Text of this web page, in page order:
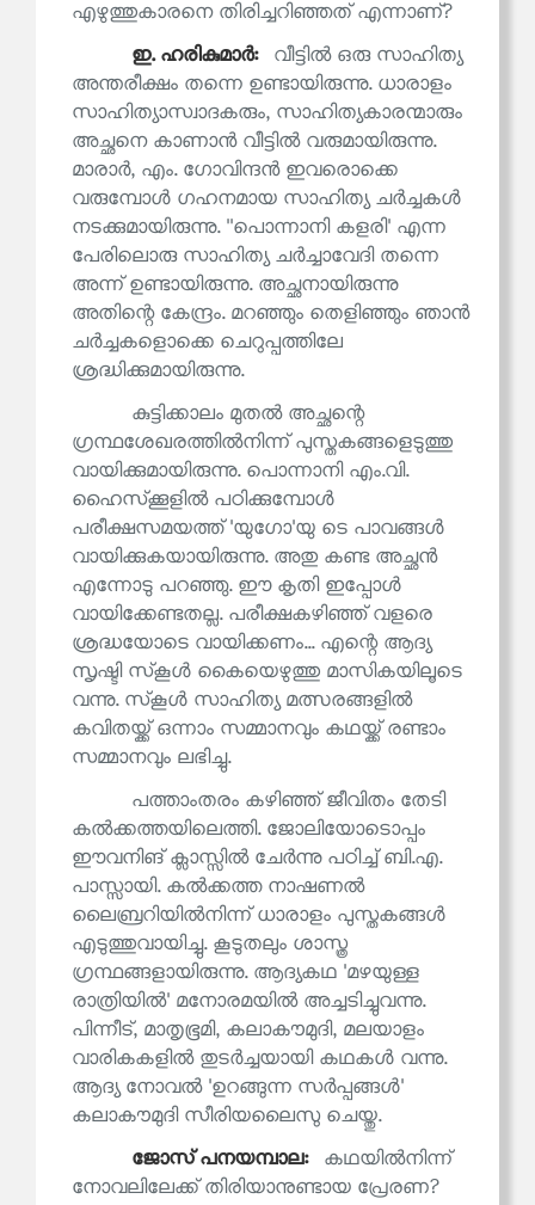
എഴുത്തുകാരനെ തിരിച്ചറിഞ്ഞത് എന്നാണ്?
ഇ. ഹരികുമാര്‍:
വീട്ടിൽ ഒരു സാഹിത്യ
അന്തരീക്ഷം തന്നെ ഉണ്ടായിരുന്നു. ധാരാളം
സാഹിത്യാസ്വാദകരും, സാഹിത്യകാരന്മാരും
അച്ഛനെ കാണാൻ വീട്ടിൽ വരുമായിരുന്നു.
മാരാർ, എം. ഗോവിന്ദൻ ഇവരൊക്കെ
വരുമ്പോൾ ഗഹനമായ സാഹിത്യ ചർച്ചകൾ
നടക്കുമായിരുന്നു. ''പൊന്നാനി കളരി' എന്ന
പേരിലൊരു സാഹിത്യ ചർച്ചാവേദി തന്നെ
അന്ന് ഉണ്ടായിരുന്നു. അച്ഛനായിരുന്നു
അതിന്റെ കേന്ദ്രം. മറഞ്ഞും തെളിഞ്ഞും ഞാൻ
ചർച്ചകളൊക്കെ ചെറുപ്പത്തിലേ
ശ്രദ്ധിക്കുമായിരുന്നു.
കുട്ടിക്കാലം മുതൽ അച്ഛന്റെ
ഗ്രന്ഥശേഖരത്തിൽനിന്ന് പുസ്തകങ്ങളെടുത്തു
വായിക്കുമായിരുന്നു. പൊന്നാനി എം.വി.
ഹൈസ്‌ക്കൂളിൽ പഠിക്കുമ്പോൾ
പരീക്ഷസമയത്ത് 'യുഗോ'യു ടെ പാവങ്ങൾ
വായിക്കുകയായിരുന്നു. അതു കണ്ട അച്ഛൻ
എന്നോടു പറഞ്ഞു. ഈ കൃതി ഇപ്പോൾ
വായിക്കേണ്ടതല്ല. പരീക്ഷകഴിഞ്ഞ് വളരെ
ശ്രദ്ധയോടെ വായിക്കണം... എന്റെ ആദ്യ
സൃഷ്ടി സ്‌കൂൾ കൈയെഴുത്തു മാസികയിലൂടെ
വന്നു. സ്‌കൂൾ സാഹിത്യ മത്സരങ്ങളിൽ
കവിതയ്ക്ക് ഒന്നാം സമ്മാനവും കഥയ്ക്ക് രണ്ടാം
സമ്മാനവും ലഭിച്ചു.
പത്താംതരം കഴിഞ്ഞ് ജീവിതം തേടി
കൽക്കത്തയിലെത്തി. ജോലിയോടൊപ്പം
ഈവനിങ് ക്ലാസ്സിൽ ചേർന്നു പഠിച്ച് ബി.എ.
പാസ്സായി. കൽക്കത്ത നാഷണൽ
ലൈബ്രറിയിൽനിന്ന് ധാരാളം പുസ്തകങ്ങൾ
എടുത്തുവായിച്ചു. കൂടുതലും ശാസ്ത്ര
ഗ്രന്ഥങ്ങളായിരുന്നു. ആദ്യകഥ 'മഴയുള്ള
രാത്രിയിൽ' മനോരമയിൽ അച്ചടിച്ചുവന്നു.
പിന്നീട്, മാതൃഭൂമി, കലാകൗമുദി, മലയാളം
വാരികകളിൽ തുടർച്ചയായി കഥകൾ വന്നു.
ആദ്യ നോവൽ 'ഉറങ്ങുന്ന സർപ്പങ്ങൾ'
കലാകൗമുദി സീരിയലൈസു ചെയ്തു.
ജോസ് പനയമ്പാല:
കഥയിൽനിന്ന്
നോവലിലേക്ക് തിരിയാനുണ്ടായ പ്രേരണ?